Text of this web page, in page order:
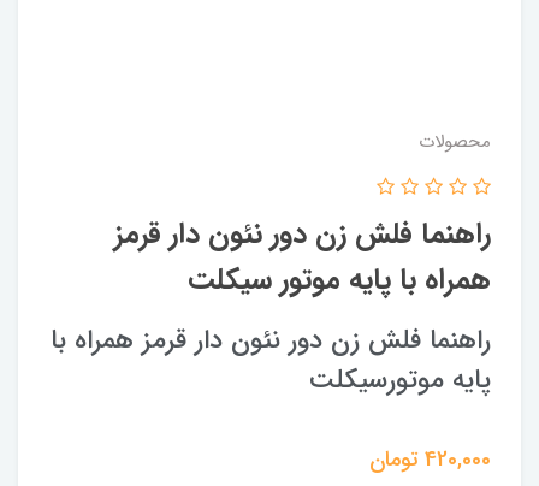
محصولات
راهنما فلش زن دور نئون دار قرمز
همراه با پایه موتور سیکلت
راهنما فلش زن دور نئون دار قرمز همراه با
پایه موتورسیکلت
420,000تومان